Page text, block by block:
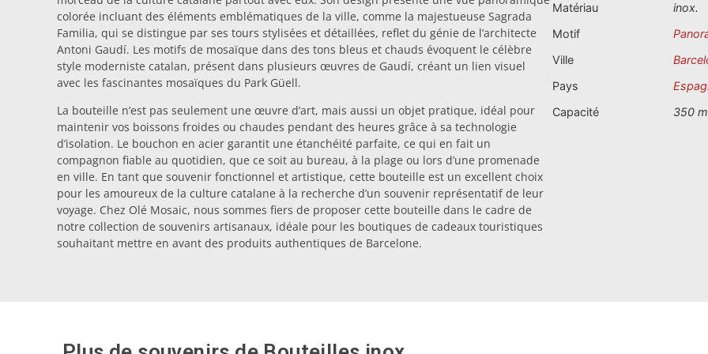
colorée incluant des éléments emblématiques de la ville, comme la majestueuse Sagrada
Familia, qui se distingue par ses tours stylisées et détaillées, reflet du génie de l’architecte
Antoni Gaudí. Les motifs de mosaïque dans des tons bleus et chauds évoquent le célèbre
style moderniste catalan, présent dans plusieurs œuvres de Gaudí, créant un lien visuel
avec les fascinantes mosaïques du Park Güell.
La bouteille n’est pas seulement une œuvre d’art, mais aussi un objet pratique, idéal pour
maintenir vos boissons froides ou chaudes pendant des heures grâce à sa technologie
d’isolation. Le bouchon en acier garantit une étanchéité parfaite, ce qui en fait un
compagnon fiable au quotidien, que ce soit au bureau, à la plage ou lors d’une promenade
en ville. En tant que souvenir fonctionnel et artistique, cette bouteille est un excellent choix
pour les amoureux de la culture catalane à la recherche d’un souvenir représentatif de leur
voyage. Chez Olé Mosaic, nous sommes fiers de proposer cette bouteille dans le cadre de
notre collection de souvenirs artisanaux, idéale pour les boutiques de cadeaux touristiques
souhaitant mettre en avant des produits authentiques de Barcelone.
Matériau
inox.
Motif
Ville
Pays
Capacité
350